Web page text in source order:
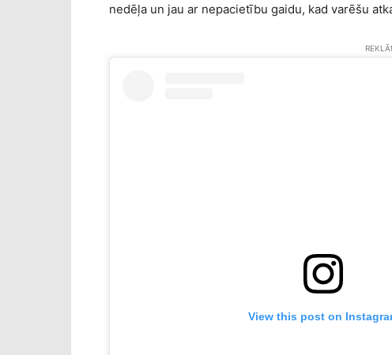
nedēļa un jau ar nepacietību gaidu, kad varēšu
View this post on